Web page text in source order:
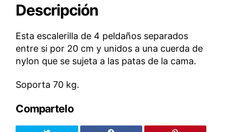
Descripción
Esta escalerilla de 4 peldaños separados
entre si por 20 cm y unidos a una cuerda de
nylon que se sujeta a las patas de la cama.
Soporta 70 kg.
Compartelo